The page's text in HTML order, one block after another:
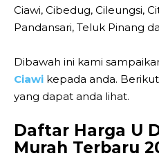
Ciawi, Cibedug, Cileungsi,
Pandansari, Teluk Pinang
Dibawah ini kami
Ciawi kepada anda.
yang dapat anda lihat.
Daftar Harga U
Murah Terbaru